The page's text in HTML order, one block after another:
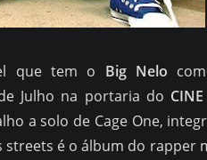
que tem o Big Nelo
Julho na portaria do
a solo de Cage One,
streets é o álbum do rapper